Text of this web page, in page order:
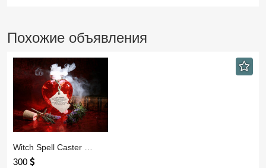
Похожие объявления
​Witch Spell Caster …
300